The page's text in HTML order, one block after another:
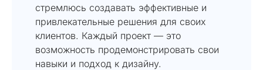
стремлюсь создавать эффективные и
привлекательные решения для своих
клиентов. Каждый проект — это
возможность продемонстрировать свои
навыки и подход к дизайну.